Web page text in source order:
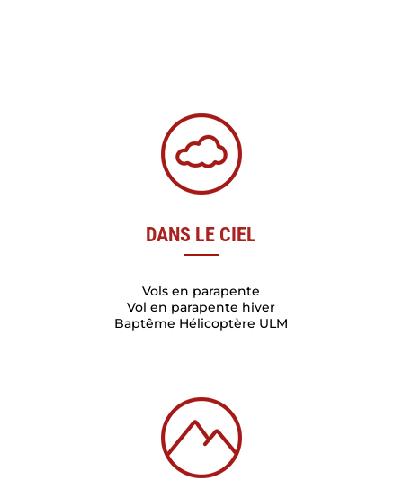
DANS LE CIEL
Vols en parapente
Vol en parapente hiver
Baptême Hélicoptère ULM